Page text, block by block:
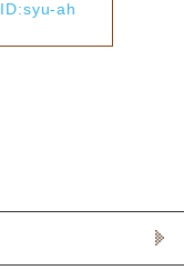
ID:syu-ah